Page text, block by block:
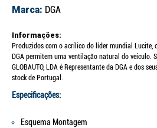
Marca: DGA
Informações:
Produzidos com o acrílico do líder mundial Lucite,
DGA permitem uma ventilação natural do veículo.
GLOBAUTO, LDA é Representante da DGA e dos
stock de Portugal.
Especificações:
Esquema Montagem